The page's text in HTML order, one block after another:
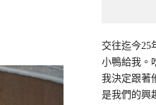
交往迄今25
小鴨給我。
我決定跟著
是我們的興